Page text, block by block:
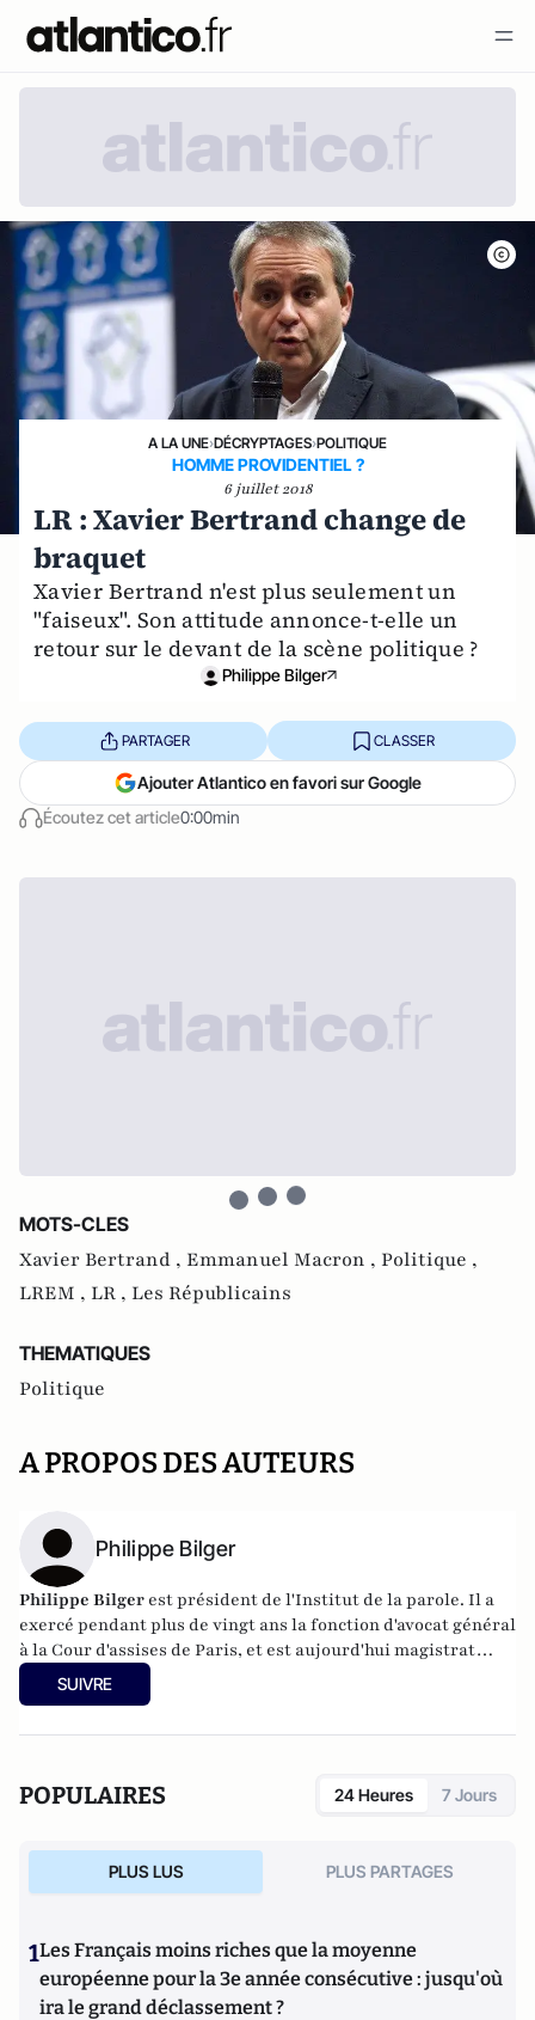
A LA UNE›DÉCRYPTAGES›POLITIQUE
HOMME PROVIDENTIEL ?
6 juillet 2018
LR : Xavier Bertrand change de
braquet
Xavier Bertrand n'est plus seulement un
"faiseux". Son attitude annonce-t-elle un
retour sur le devant de la scène politique ?
Philippe Bilger
Écoutez cet article0:00min
PARTAGER CLASSER
Ajouter Atlantico en favori sur Google
MOTS-CLES
Xavier Bertrand , Emmanuel Macron , Politique ,
LREM , LR , Les Républicains
THEMATIQUES
Politique
A PROPOS DES AUTEURS
Philippe Bilger
Philippe Bilger est président de l'Institut de la parole. Il a
exercé pendant plus de vingt ans la fonction d'avocat général
à la Cour d'assises de Paris, et est aujourd'hui magistrat
honoraire. Il a été amené à requérir dans des grandes
affaires qui ont défrayé la chronique judiciaire et politique
Carrefour du développement, Pasqua). Il est l'auteur deLa
(éditions Le Passeur, 2015). En 2017, il a publié
rien qu'elleetMoi, Emmanuel Macron, je me dis que...
les deux aux Editions Le Cerf.
SUIVRE
POPULAIRES 24 Heures 7 Jours
PLUS LUS PLUS PARTAGES
1Les Français moins riches que la moyenne
européenne pour la 3e année consécutive : jusqu'où
ira le grand déclassement ?